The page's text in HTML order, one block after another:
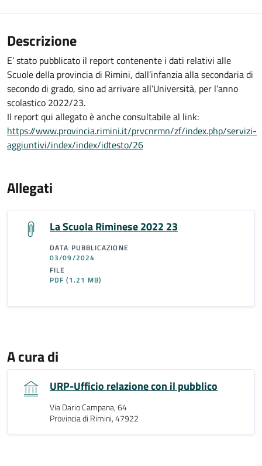
Descrizione
E’ stato pubblicato il report contenente i dati relativi alle
Scuole della provincia di Rimini, dall’infanzia alla secondaria di
secondo di grado, sino ad arrivare all’Università, per l’anno
scolastico 2022/23.
Il report qui allegato è anche consultabile al link:
https://www.provincia.rimini.it/prvcnrmn/zf/index.php/servizi-
aggiuntivi/index/index/idtesto/26
Allegati
La Scuola Riminese 2022 23
DATA PUBBLICAZIONE
03/09/2024
FILE
PDF(1.21 MB)
A cura di
URP-Ufficio relazione con il pubblico
Via Dario Campana, 64
Provincia di Rimini, 47922